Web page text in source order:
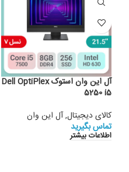
آل این وان استوک Dell OptiPlex
5250 i5
کالای دیجیتال,آل این وان
تماس بگیرید
اطلاعات بیشتر